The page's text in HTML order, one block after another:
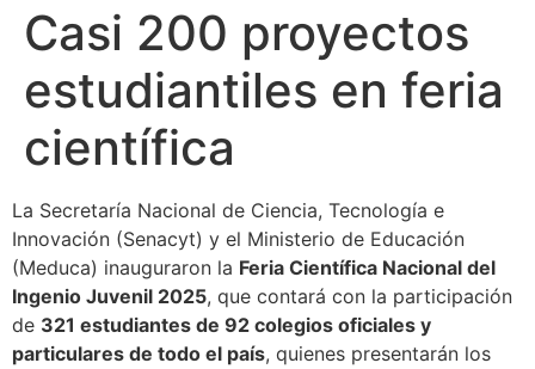
Casi 200 proyectos
estudiantiles en feria
científica
La Secretaría Nacional de Ciencia, Tecnología e
Innovación (Senacyt) y el Ministerio de Educación
(Meduca) inauguraron la Feria Científica Nacional del
Ingenio Juvenil 2025, que contará con la participación
de 321 estudiantes de 92 colegios oficiales y
particulares de todo el país, quienes presentarán los